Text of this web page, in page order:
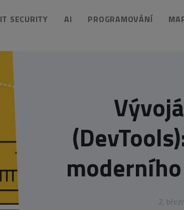
IT SECURITY AI PROGRAMOVÁNÍ
2.